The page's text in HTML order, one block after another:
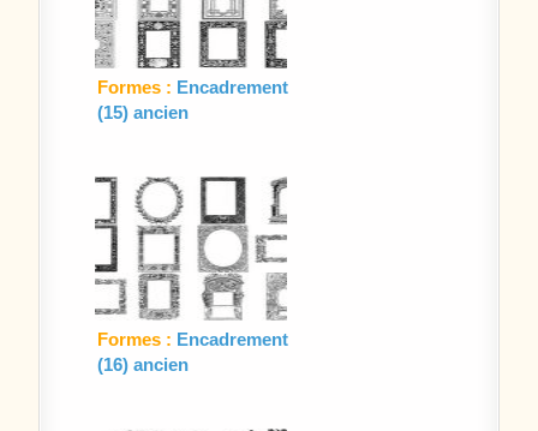
Formes : Encadrement
(15) ancien
Formes : Encadrement
(16) ancien